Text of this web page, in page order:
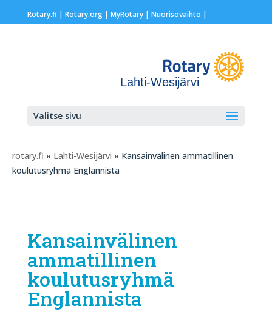
Rotary.fi | Rotary.org| MyRotary | Nuorisovaihto |
Lahti-Wesijärvi
Valitse sivu
rotary.fi » Lahti-Wesijärvi » Kansainvälinen ammatillinen
koulutusryhmä Englannista
Kansainvälinen
ammatillinen
koulutusryhmä
Englannista